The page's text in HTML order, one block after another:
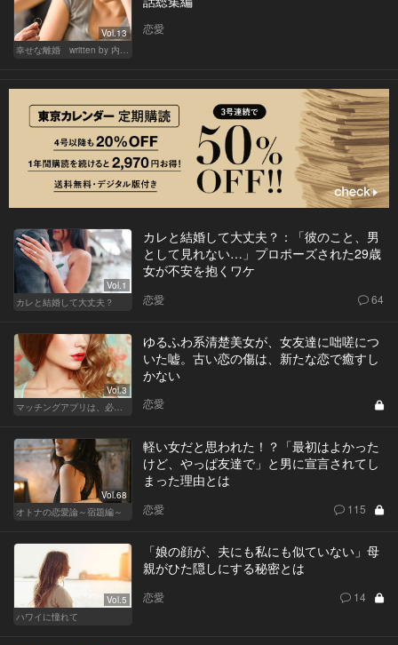
Vol.13
幸せな離婚 written by 内埜さくら
恋愛
Vol.1
カレと結婚して大丈夫？
カレと結婚して大丈夫？：「彼のこと、男
として見れない…」プロポーズされた29歳
女が不安を抱くワケ
恋愛 64
Vol.3
ゆるふわ系清楚美女が、女友達に咄嗟につ
いた嘘。古い恋の傷は、新たな恋で癒すし
かない
恋愛
Vol.68
オトナの恋愛論～宿題編～
軽い女だと思われた！？「最初はよかった
けど、やっぱ友達で」と男に宣言されてし
まった理由とは
恋愛 115
Vol.5
ハワイに憧れて
「娘の顔が、夫にも私にも似ていない」母
親がひた隠しにする秘密とは
恋愛 14